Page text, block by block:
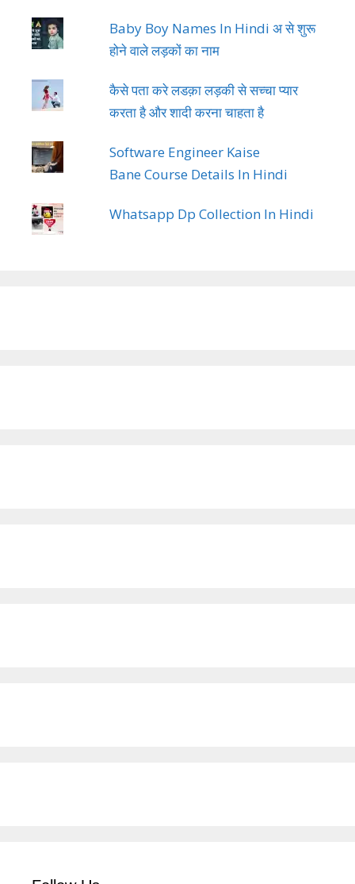
Baby Boy Names In Hindi अ से शुरू
होने वाले लड़कों का नाम
कैसे पता करे लडक़ा लड़की से सच्चा प्यार
करता है और शादी करना चाहता है
Software Engineer Kaise
Bane Course Details In Hindi
Whatsapp Dp Collection In Hindi